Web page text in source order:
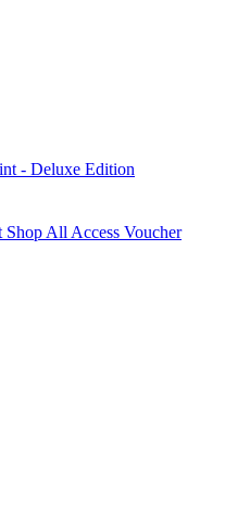
- Deluxe Edition
All Access Voucher